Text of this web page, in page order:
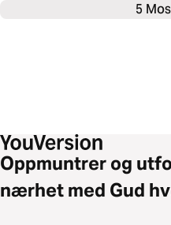
5
Oppmuntrer og
nærhet med Gud